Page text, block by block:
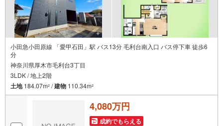
小田急小田原線 「愛甲石田」駅 バス13分 毛利台南入口 バス停下車 徒歩6
分
神奈川県厚木市毛利台3丁目
3LDK / 地上2階
土地184.07m2 /建物 110.34m2
4,080万円
成約でもらえる